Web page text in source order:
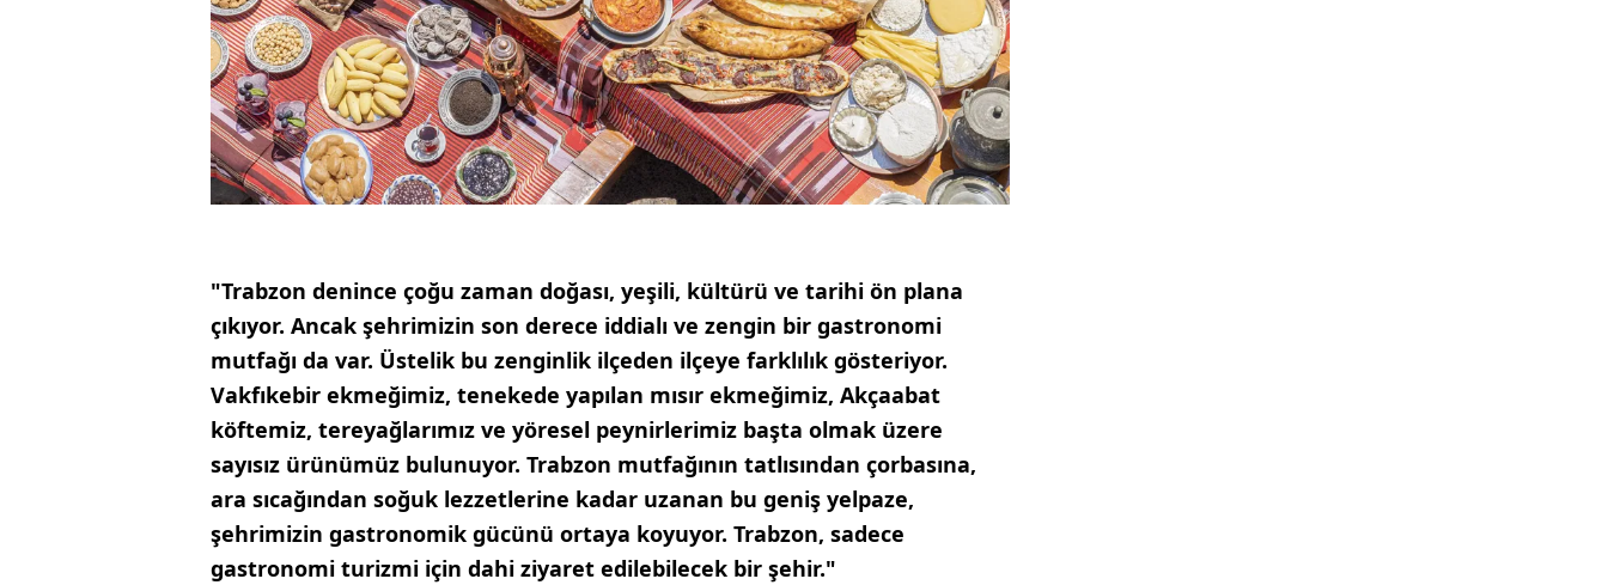
"Trabzon denince çoğu zaman doğası, yeşili, kültürü ve tarihi ön plana
çıkıyor. Ancak şehrimizin son derece iddialı ve zengin bir gastronomi
mutfağı da var. Üstelik bu zenginlik ilçeden ilçeye farklılık gösteriyor.
Vakfıkebir ekmeğimiz, tenekede yapılan mısır ekmeğimiz, Akçaabat
köftemiz, tereyağlarımız ve yöresel peynirlerimiz başta olmak üzere
sayısız ürünümüz bulunuyor. Trabzon mutfağının tatlısından çorbasına,
ara sıcağından soğuk lezzetlerine kadar uzanan bu geniş yelpaze,
şehrimizin gastronomik gücünü ortaya koyuyor. Trabzon, sadece
gastronomi turizmi için dahi ziyaret edilebilecek bir şehir."